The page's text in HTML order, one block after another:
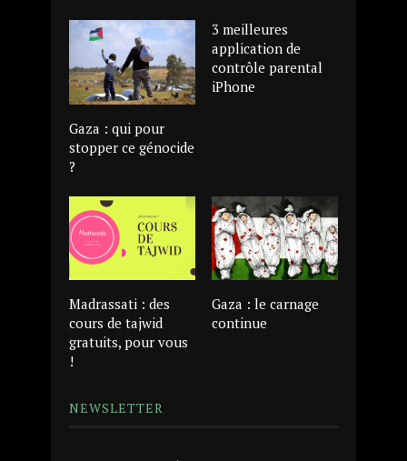
Gaza : qui pour
stopper ce génocide
?
3 meilleures
application de
contrôle parental
iPhone
Madrassati : des
cours de tajwid
gratuits, pour vous
!
Gaza : le carnage
continue
NEWSLETTER